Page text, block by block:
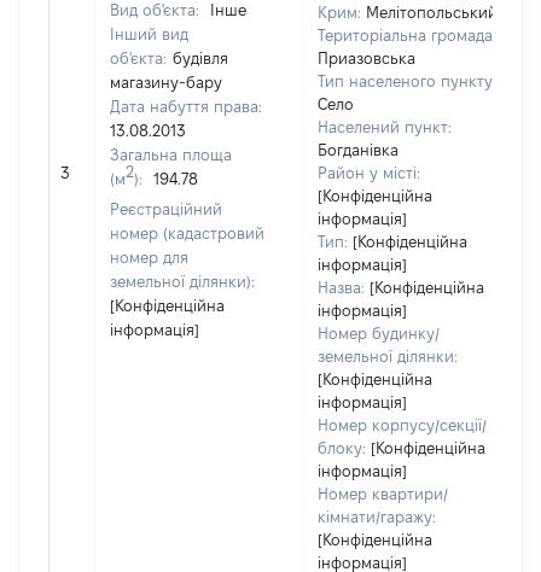
3
Вид об'єкта:
Інше
Інший вид
об'єкта: будівля
магазину-бару
Дата набуття права:
13.08.2013
Загальна площа
(м2):
194.78
Реєстраційний
номер (кадастровий
номер для
земельної ділянки):
[Конфіденційна
інформація]
Крим: Мелітопольський
Територіальна громада:
Приазовська
Тип населеного пункту:
Село
Населений пункт:
Богданівка
Район у місті:
[Конфіденційна
інформація]
Тип: [Конфіденційна
інформація]
Назва: [Конфіденційна
інформація]
Номер будинку/
земельної ділянки:
[Конфіденційна
інформація]
Номер корпусу/секції/
блоку: [Конфіденційна
інформація]
Номер квартири/
кімнати/гаражу:
[Конфіденційна
інформація]